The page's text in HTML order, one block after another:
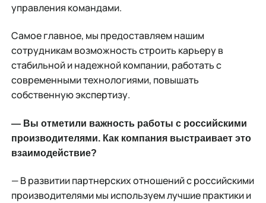
управления командами.
Самое главное, мы предоставляем нашим
сотрудникам возможность строить карьеру в
стабильной и надежной компании, работать с
современными технологиями, повышать
собственную экспертизу.
— Вы отметили важность работы с российскими
производителями. Как компания выстраивает это
взаимодействие?
— В развитии партнерских отношений с российскими
производителями мы используем лучшие практики и